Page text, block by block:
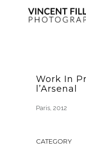
Work In
l’Arsenal
Paris, 2012
CATEGORY